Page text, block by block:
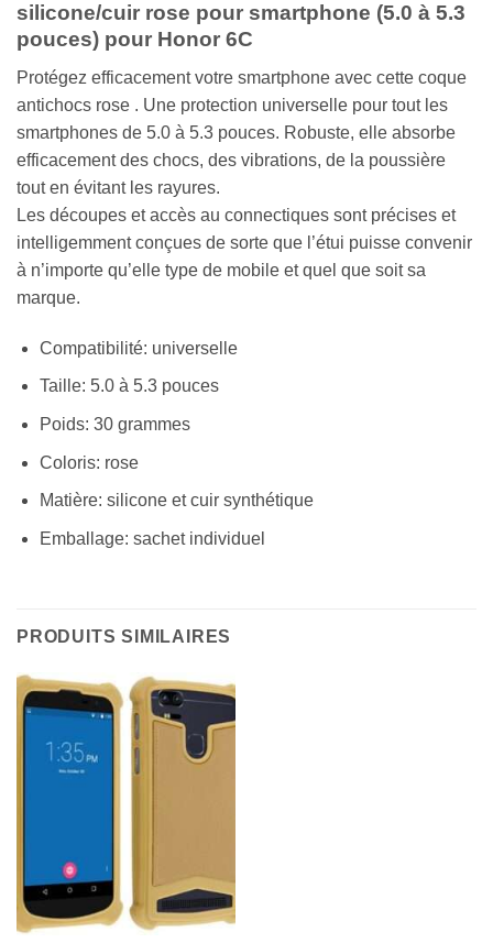
silicone/cuir rose pour smartphone (5.0 à 5.3
pouces) pour Honor 6C
Protégez efficacement votre smartphone avec cette coque
antichocs rose . Une protection universelle pour tout les
smartphones de 5.0 à 5.3 pouces. Robuste, elle absorbe
efficacement des chocs, des vibrations, de la poussière
tout en évitant les rayures.
Les découpes et accès au connectiques sont précises et
intelligemment conçues de sorte que l’étui puisse convenir
à n’importe qu’elle type de mobile et quel que soit sa
marque.
Compatibilité: universelle
Taille: 5.0 à 5.3 pouces
Poids: 30 grammes
Coloris: rose
Matière: silicone et cuir synthétique
Emballage: sachet individuel
PRODUITS SIMILAIRES